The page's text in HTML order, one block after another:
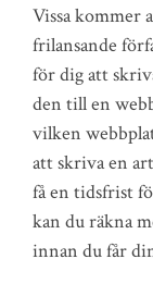
Vissa kommer
frilansande
för dig att
den till en
vilken
att skriva en
få en tidsfrist
kan du räkna
innan du får